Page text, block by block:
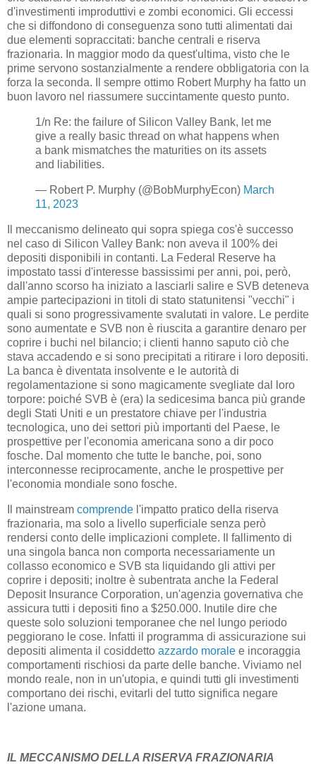
d'investimenti improduttivi e zombi economici. Gli eccessi
che si diffondono di conseguenza sono tutti alimentati dai
due elementi sopraccitati: banche centrali e riserva
frazionaria. In maggior modo da quest'ultima, visto che le
prime servono sostanzialmente a rendere obbligatoria con la
forza la seconda. Il sempre ottimo Robert Murphy ha fatto un
buon lavoro nel riassumere succintamente questo punto.
1/n Re: the failure of Silicon Valley Bank, let me
give a really basic thread on what happens when
a bank mismatches the maturities on its assets
and liabilities.
— Robert P. Murphy (@BobMurphyEcon) March
11, 2023
Il meccanismo delineato qui sopra spiega cos'è successo
nel caso di Silicon Valley Bank: non aveva il 100% dei
depositi disponibili in contanti. La Federal Reserve ha
impostato tassi d'interesse bassissimi per anni, poi, però,
dall'anno scorso ha iniziato a lasciarli salire e SVB deteneva
ampie partecipazioni in titoli di stato statunitensi "vecchi" i
quali si sono progressivamente svalutati in valore. Le perdite
sono aumentate e SVB non è riuscita a garantire denaro per
coprire i buchi nel bilancio; i clienti hanno saputo ciò che
stava accadendo e si sono precipitati a ritirare i loro depositi.
La banca è diventata insolvente e le autorità di
regolamentazione si sono magicamente svegliate dal loro
torpore: poiché SVB è (era) la sedicesima banca più grande
degli Stati Uniti e un prestatore chiave per l'industria
tecnologica, uno dei settori più importanti del Paese, le
prospettive per l'economia americana sono a dir poco
fosche. Dal momento che tutte le banche, poi, sono
interconnesse reciprocamente, anche le prospettive per
l'economia mondiale sono fosche.
Il mainstream comprende l'impatto pratico della riserva
frazionaria, ma solo a livello superficiale senza però
rendersi conto delle implicazioni complete. Il fallimento di
una singola banca non comporta necessariamente un
collasso economico e SVB sta liquidando gli attivi per
coprire i depositi; inoltre è subentrata anche la Federal
Deposit Insurance Corporation, un'agenzia governativa che
assicura tutti i depositi fino a $250.000. Inutile dire che
queste solo soluzioni temporanee che nel lungo periodo
peggiorano le cose. Infatti il programma di assicurazione sui
depositi alimenta il cosiddetto azzardo morale e incoraggia
comportamenti rischiosi da parte delle banche. Viviamo nel
mondo reale, non in un'utopia, e quindi tutti gli investimenti
comportano dei rischi, evitarli del tutto significa negare
l'azione umana.
IL MECCANISMO DELLA RISERVA FRAZIONARIA